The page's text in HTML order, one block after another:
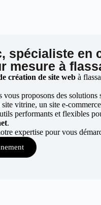
spécialiste en
mesure à
création de site web à
vous proposons des solutions
vitrine, un site e-
performants et flexibles
.
expertise pour vous